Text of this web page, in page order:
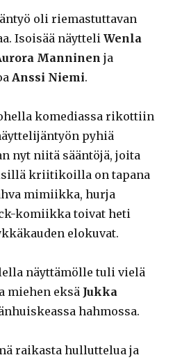
oli riemastuttavan
Isoisää näytteliWenla
Manninen ja
Anssi Niemi.
komediassa rikottiin
pyhiä
nyt niitä sääntöjä, joita
kriitikoilla on tapana
mimiikka, hurja
komiikka toivat heti
elokuvat.
näyttämölle tuli vielä
miehen eksä Jukka
hahmossa.
raikasta hulluttelua ja